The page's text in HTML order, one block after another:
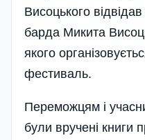
Висоцького
барда Микита
якого
фестиваль.
Переможцям і
були вручені книги